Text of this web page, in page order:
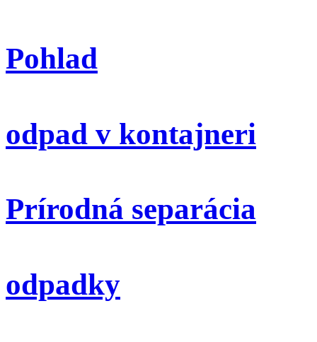
Pohlad
odpad v kontajneri
Prírodná separácia
odpadky